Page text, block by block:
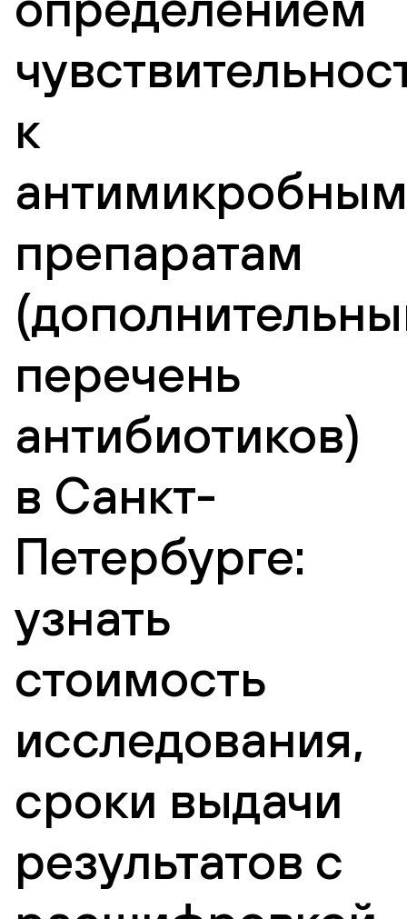
к
антимикробным
препаратам
перечень
антибиотиков)
в Санкт-
Петербурге:
узнать
стоимость
исследования,
сроки выдачи
результатов с